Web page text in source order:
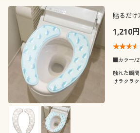
貼るだ
1,210円
■カラー/2
触れた瞬
けラクラ